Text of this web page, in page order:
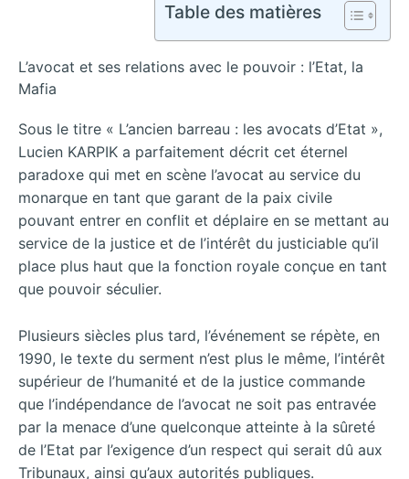
Table des matières
L’avocat et ses relations avec le pouvoir : l’Etat, la
Mafia
Sous le titre « L’ancien barreau : les avocats d’Etat »,
Lucien KARPIK a parfaitement décrit cet éternel
paradoxe qui met en scène l’avocat au service du
monarque en tant que garant de la paix civile
pouvant entrer en conflit et déplaire en se mettant au
service de la justice et de l’intérêt du justiciable qu’il
place plus haut que la fonction royale conçue en tant
que pouvoir séculier.
Plusieurs siècles plus tard, l’événement se répète, en
1990, le texte du serment n’est plus le même, l’intérêt
supérieur de l’humanité et de la justice commande
que l’indépendance de l’avocat ne soit pas entravée
par la menace d’une quelconque atteinte à la sûreté
de l’Etat par l’exigence d’un respect qui serait dû aux
Tribunaux, ainsi qu’aux autorités publiques.